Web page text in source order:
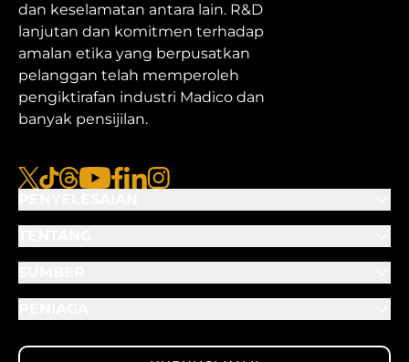
dan keselamatan antara lain. R&D
lanjutan dan komitmen terhadap
amalan etika yang berpusatkan
pelanggan telah memperoleh
pengiktirafan industri Madico dan
banyak pensijilan.